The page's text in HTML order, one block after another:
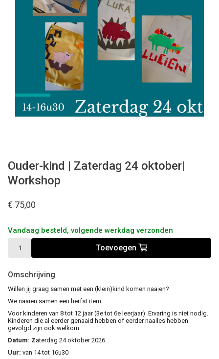
Tips & tricks
Cadeaubon
Ouder-kind | Zaterdag 24 oktober|
Workshop
€ 75,00
Vandaag besteld, volgende werkdag verzonden
Toevoegen
Omschrijving
Willen jij graag samen met een (klein)kind komen naaien?
We naaien samen een herfst item.
Voor kinderen van 8 tot 12 jaar (3e tot 6e leerjaar). Ervaring is niet nodig.
Kinderen die al eerder genaaid hebben of eerder naailes hebben
gevolgd zijn ook welkom.
Datum: Zaterdag 24 oktober 2026
Uur: van 14 tot 16u30